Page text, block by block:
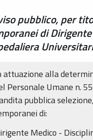
pubblico, per
di
attuazione alla
Personale Umane n.
pubblica
di:
Medico -